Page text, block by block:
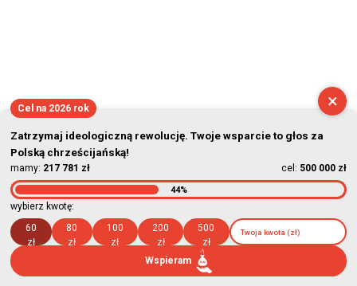
×
Cel na 2026 rok
Zatrzymaj ideologiczną rewolucję. Twoje wsparcie to głos za
Polską chrześcijańską!
mamy: 217 781 zł cel: 500 000 zł
44%
wybierz kwotę:
60
zł
80
zł
100
zł
200
zł
500
zł
Wspieram